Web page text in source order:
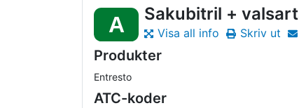
A Sakubitril +
Visa all info Skriv ut
Produkter
Entresto
ATC-koder